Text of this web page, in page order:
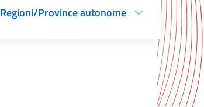
Regioni/Province autonome